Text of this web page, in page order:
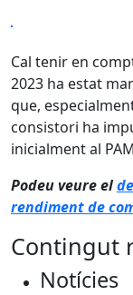
Cal tenir en
2023 ha estat
que,
consistori ha
inicialment al
Podeu veure el
rendiment de
Contingut
Notícies